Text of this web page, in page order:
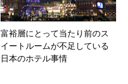
富裕層にとって当たり前のス
イートルームが不足している
日本のホテル事情